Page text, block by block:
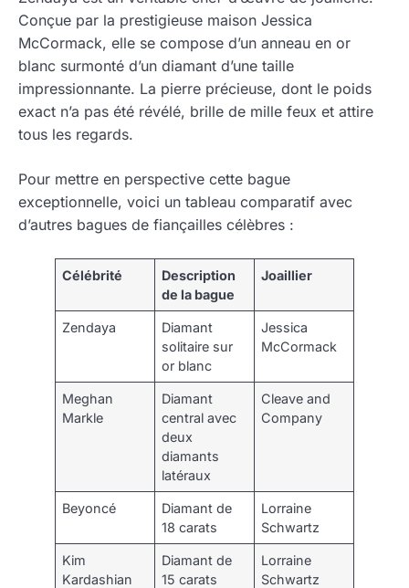
Conçue par la prestigieuse maison Jessica
McCormack, elle se compose d’un anneau en or
blanc surmonté d’un diamant d’une taille
impressionnante. La pierre précieuse, dont le poids
exact n’a pas été révélé, brille de mille feux et attire
tous les regards.
Pour mettre en perspective cette bague
exceptionnelle, voici un tableau comparatif avec
d’autres bagues de fiançailles célèbres :
Célébrité
Description
de la bague
Joaillier
Zendaya
Diamant
solitaire sur
or blanc
Jessica
McCormack
Meghan
Markle
Diamant
central avec
deux
diamants
latéraux
Cleave and
Company
Beyoncé
Diamant de
18 carats
Lorraine
Schwartz
Kim
Kardashian
Diamant de
15 carats
Lorraine
Schwartz